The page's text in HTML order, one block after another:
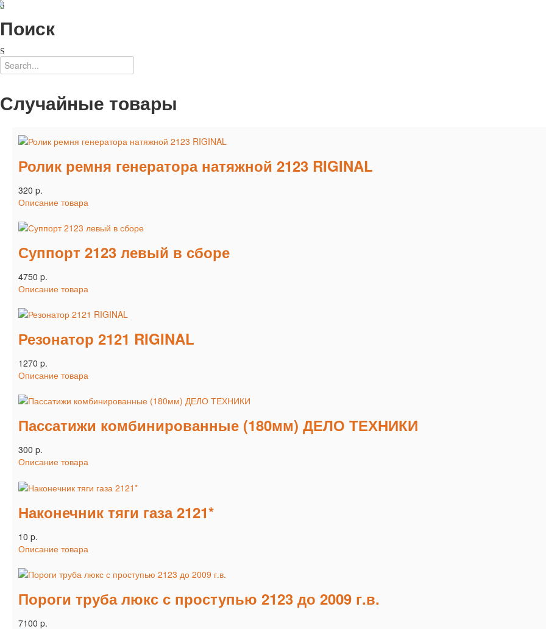
Поиск
Случайные товары
Ролик ремня генератора натяжной 2123 RIGINAL
320 p.
Описание товара
Суппорт 2123 левый в сборе
4750 p.
Описание товара
Резонатор 2121 RIGINAL
1270 p.
Описание товара
Пассатижи комбинированные (180мм) ДЕЛО ТЕХНИКИ
300 p.
Описание товара
Наконечник тяги газа 2121*
10 p.
Описание товара
Пороги труба люкс с проступью 2123 до 2009 г.в.
7100 p.